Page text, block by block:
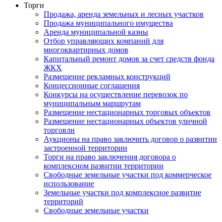
Торги
Продажа, аренда земельных и лесных участков
Продажа муниципального имущества
Аренда муниципальной казны
Отбор управляющих компаний для
многоквартирных домов
Капитальный ремонт домов за счет средств фонда
ЖКХ
Размещение рекламных конструкций
Концессионные соглашения
Конкурсы на осуществление перевозок по
муниципальным маршрутам
Размещение нестационарных торговых объектов
Размещение нестационарных объектов уличной
торговли
Аукционы на право заключить договор о развитии
застроенной территории
Торги на право заключения договора о
комплексном развитии территории
Свободные земельные участки под коммерческое
использование
Земельные участки под комплексное развитие
территорий
Свободные земельные участки